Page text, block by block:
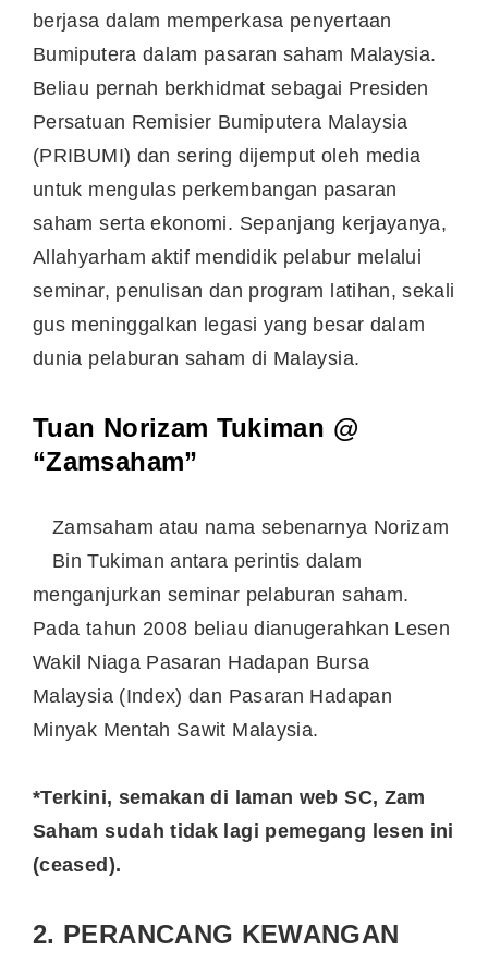
berjasa dalam memperkasa penyertaan
Bumiputera dalam pasaran saham Malaysia.
Beliau pernah berkhidmat sebagai Presiden
Persatuan Remisier Bumiputera Malaysia
(PRIBUMI) dan sering dijemput oleh media
untuk mengulas perkembangan pasaran
saham serta ekonomi. Sepanjang kerjayanya,
Allahyarham aktif mendidik pelabur melalui
seminar, penulisan dan program latihan, sekali
gus meninggalkan legasi yang besar dalam
dunia pelaburan saham di Malaysia.
Tuan Norizam Tukiman @
“Zamsaham”
Zamsaham atau nama sebenarnya Norizam
Bin Tukiman antara perintis dalam
menganjurkan seminar pelaburan saham.
Pada tahun 2008 beliau dianugerahkan Lesen
Wakil Niaga Pasaran Hadapan Bursa
Malaysia (Index) dan Pasaran Hadapan
Minyak Mentah Sawit Malaysia.
*Terkini, semakan di laman web SC, Zam
Saham sudah tidak lagi pemegang lesen ini
(ceased).
2. PERANCANG KEWANGAN